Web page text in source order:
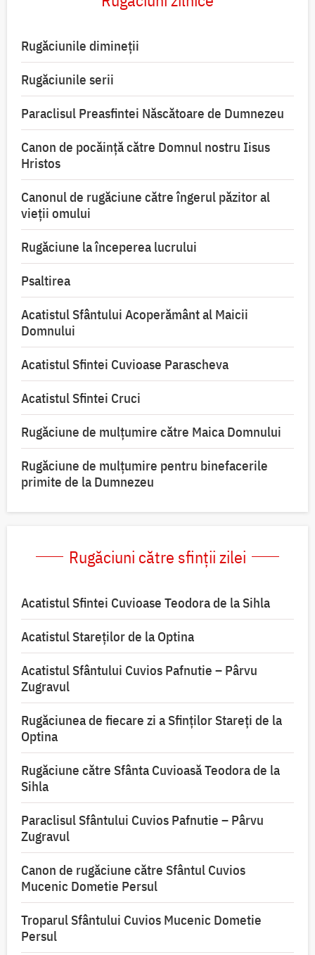
Rugăciunile dimineții
Rugăciunile serii
Paraclisul Preasfintei Născătoare de Dumnezeu
Canon de pocăință către Domnul nostru Iisus
Hristos
Canonul de rugăciune către îngerul păzitor al
vieții omului
Rugăciune la începerea lucrului
Psaltirea
Acatistul Sfântului Acoperământ al Maicii
Domnului
Acatistul Sfintei Cuvioase Parascheva
Acatistul Sfintei Cruci
Rugăciune de mulţumire către Maica Domnului
Rugăciune de mulțumire pentru binefacerile
primite de la Dumnezeu
Rugăciuni către sfinții zilei
Acatistul Sfintei Cuvioase Teodora de la Sihla
Acatistul Stareţilor de la Optina
Acatistul Sfântului Cuvios Pafnutie – Pârvu
Zugravul
Rugăciunea de fiecare zi a Sfinților Stareți de la
Optina
Rugăciune către Sfânta Cuvioasă Teodora de la
Sihla
Paraclisul Sfântului Cuvios Pafnutie – Pârvu
Zugravul
Canon de rugăciune către Sfântul Cuvios
Mucenic Dometie Persul
Troparul Sfântului Cuvios Mucenic Dometie
Persul